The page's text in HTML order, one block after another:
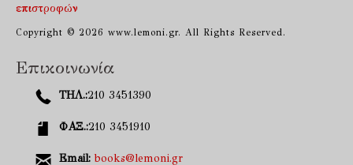
επιστροφών
Copyright © 2026 www.lemoni.gr. All Rights Reserved.
Επικοινωνία
ΤΗΛ.:210 3451390
ΦΑΞ.:210 3451910
Email: books@lemoni.gr